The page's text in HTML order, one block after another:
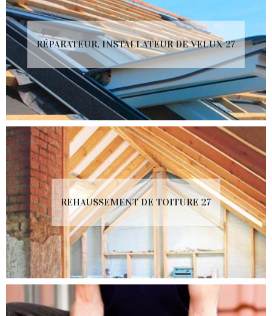
RÉPARATEUR, INSTALLATEUR DE VELUX 27
REHAUSSEMENT DE TOITURE 27